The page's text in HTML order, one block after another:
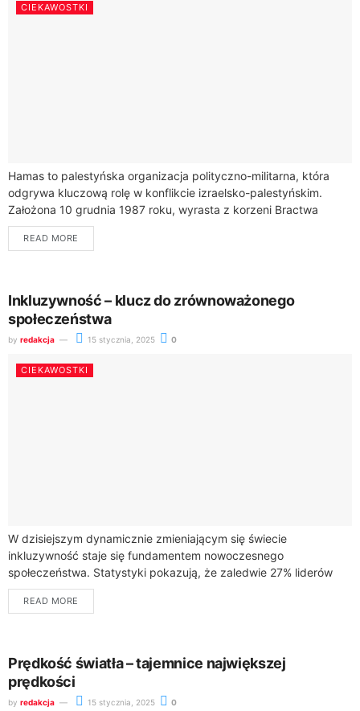
CIEKAWOSTKI
Hamas to palestyńska organizacja polityczno-militarna, która
odgrywa kluczową rolę w konflikcie izraelsko-palestyńskim.
Założona 10 grudnia 1987 roku, wyrasta z korzeni Bractwa
Muzułmańskiego i stanowi istotny element złożonej mozaiki
bliskowschodnich stosunków...
READ MORE
Inkluzywność – klucz do zrównoważonego
społeczeństwa
by redakcja 15 stycznia, 2025 0
CIEKAWOSTKI
W dzisiejszym dynamicznie zmieniającym się świecie
inkluzywność staje się fundamentem nowoczesnego
społeczeństwa. Statystyki pokazują, że zaledwie 27% liderów
firm w 2021 roku skutecznie promowało różnorodność w
zespołach. Dlaczego więc warto...
READ MORE
Prędkość światła – tajemnice największej
prędkości
by redakcja 15 stycznia, 2025 0